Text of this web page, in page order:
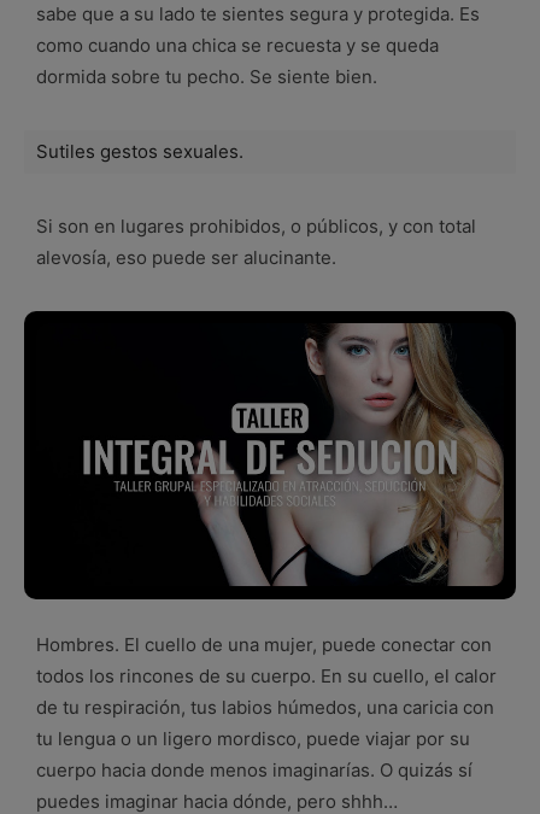
sabe que a su lado te sientes segura y protegida. Es
como cuando una chica se recuesta y se queda
dormida sobre tu pecho. Se siente bien.
Sutiles gestos sexuales.
Si son en lugares prohibidos, o públicos, y con total
alevosía, eso puede ser alucinante.
Hombres. El cuello de una mujer, puede conectar con
todos los rincones de su cuerpo. En su cuello, el calor
de tu respiración, tus labios húmedos, una caricia con
tu lengua o un ligero mordisco, puede viajar por su
cuerpo hacia donde menos imaginarías. O quizás sí
puedes imaginar hacia dónde, pero shhh…